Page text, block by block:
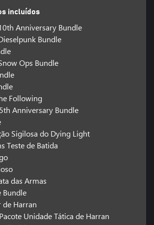
incluídos
Anniversary Bundle
Bundle
Ops Bundle
Following
Anniversary Bundle
Sigilosa do Dying Light
Teste de Batida
das Armas
Bundle
de Harran
Unidade Tática de Harran